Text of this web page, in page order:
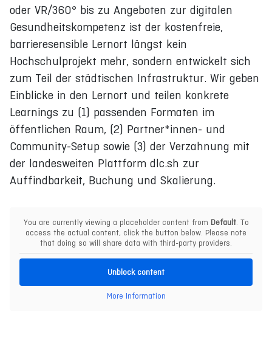
oder VR/360° bis zu Angeboten zur digitalen
Gesundheitskompetenz ist der kostenfreie,
barrieresensible Lernort längst kein
Hochschulprojekt mehr, sondern entwickelt sich
zum Teil der städtischen Infrastruktur. Wir geben
Einblicke in den Lernort und teilen konkrete
Learnings zu (1) passenden Formaten im
öffentlichen Raum, (2) Partner*innen- und
Community-Setup sowie (3) der Verzahnung mit
der landesweiten Plattform dlc.sh zur
Auffindbarkeit, Buchung und Skalierung.
You are currently viewing a placeholder content from Default. To
access the actual content, click the button below. Please note
that doing so will share data with third-party providers.
Unblock content
More Information